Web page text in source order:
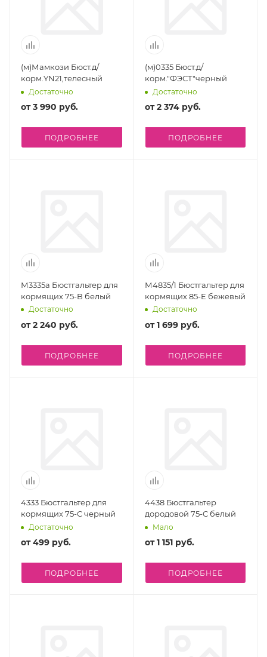
(м)Мамкози Бюст.д/
корм.YN21,телесный
Достаточно
от3 990 руб.
ПОДРОБНЕЕ
(м)0335 Бюст.д/
корм."ФЭСТ"черный
Достаточно
от2 374 руб.
ПОДРОБНЕЕ
М3335а Бюстгальтер для
кормящих 75-B белый
Достаточно
от2 240 руб.
ПОДРОБНЕЕ
М4835/1 Бюстгальтер для
кормящих 85-E бежевый
Достаточно
от1 699 руб.
ПОДРОБНЕЕ
4333 Бюстгальтер для
кормящих 75-C черный
Достаточно
от499 руб.
ПОДРОБНЕЕ
4438 Бюстгальтер
дородовой 75-C белый
Мало
от1 151 руб.
ПОДРОБНЕЕ